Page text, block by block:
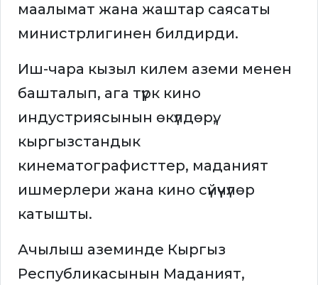
маалымат жана жаштар саясаты
министрлигинен билдирди.
Иш-чара кызыл килем аземи менен
башталып, ага түрк кино
индустриясынын өкүлдөрү,
кыргызстандык
кинематографисттер, маданият
ишмерлери жана кино сүйүүчүлөр
катышты.
Ачылыш аземинде Кыргыз
Республикасынын Маданият,